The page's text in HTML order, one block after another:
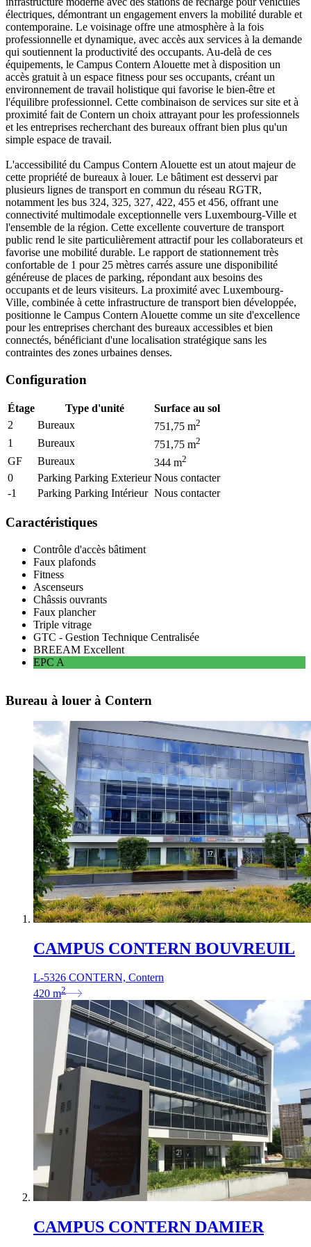
électriques, démontrant un engagement envers la mobilité durable et
contemporaine. Le voisinage offre une atmosphère à la fois
professionnelle et dynamique, avec accès aux services à la demande
qui soutiennent la productivité des occupants. Au-delà de ces
équipements, le Campus Contern Alouette met à disposition un
accès gratuit à un espace fitness pour ses occupants, créant un
environnement de travail holistique qui favorise le bien-être et
l'équilibre professionnel. Cette combinaison de services sur site et à
proximité fait de Contern un choix attrayant pour les professionnels
et les entreprises recherchant des bureaux offrant bien plus qu'un
simple espace de travail.
L'accessibilité du Campus Contern Alouette est un atout majeur de
cette propriété de bureaux à louer. Le bâtiment est desservi par
plusieurs lignes de transport en commun du réseau RGTR,
notamment les bus 324, 325, 327, 422, 455 et 456, offrant une
connectivité multimodale exceptionnelle vers Luxembourg-Ville et
l'ensemble de la région. Cette excellente couverture de transport
public rend le site particulièrement attractif pour les collaborateurs et
favorise une mobilité durable. Le rapport de stationnement très
confortable de 1 pour 25 mètres carrés assure une disponibilité
généreuse de places de parking, répondant aux besoins des
occupants et de leurs visiteurs. La proximité avec Luxembourg-
Ville, combinée à cette infrastructure de transport bien développée,
positionne le Campus Contern Alouette comme un site d'excellence
pour les entreprises cherchant des bureaux accessibles et bien
connectés, bénéficiant d'une localisation stratégique sans les
contraintes des zones urbaines denses.
Configuration
Étage Type d'unité
Surface au sol
2
Bureaux 751,75 m2
1 Bureaux 751,75 m2
GF Bureaux 344 m2
0 Parking Parking Exterieur Nous contacter
-1
Parking Parking Intérieur Nous contacter
Caractéristiques
Contrôle d'accès bâtiment
Faux plafonds
Fitness
Ascenseurs
Châssis ouvrants
Faux plancher
Triple vitrage
GTC - Gestion Technique Centralisée
BREEAM Excellent
EPC A
Bureau à louer à Contern
CAMPUS CONTERN BOUVREUIL
L-5326 CONTERN, Contern
420 m2
CAMPUS CONTERN DAMIER